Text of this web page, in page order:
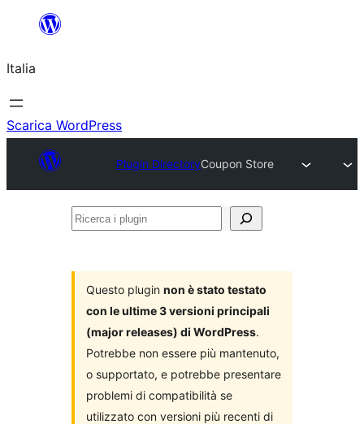
contenuto
Italia
Scarica WordPress
Plugin DirectoryCoupon Store
Ricerca
Questo plugin non è stato testato
con le ultime 3 versioni principali
(major releases) di WordPress.
Potrebbe non essere più mantenuto,
o supportato, e potrebbe presentare
problemi di compatibilità se
utilizzato con versioni più recenti di